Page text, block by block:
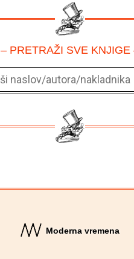
– PRETRAŽI SVE KNJIGE
Moderna vremena